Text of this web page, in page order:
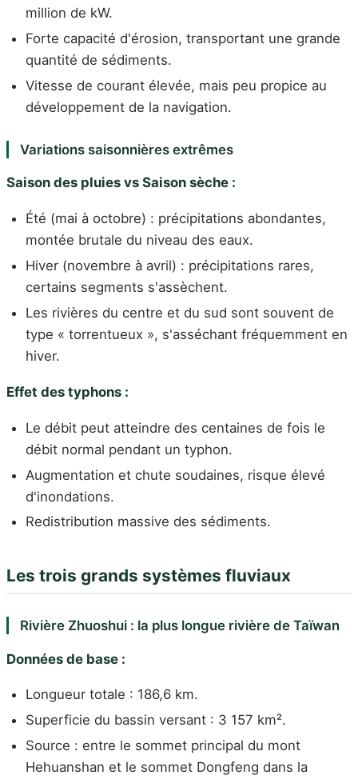
million de kW.
Forte capacité d'érosion, transportant une grande
quantité de sédiments.
Vitesse de courant élevée, mais peu propice au
développement de la navigation.
Variations saisonnières extrêmes
Saison des pluies vs Saison sèche :
Été (mai à octobre) : précipitations abondantes,
montée brutale du niveau des eaux.
Hiver (novembre à avril) : précipitations rares,
certains segments s'assèchent.
Les rivières du centre et du sud sont souvent de
type « torrentueux », s'asséchant fréquemment en
hiver.
Effet des typhons :
Le débit peut atteindre des centaines de fois le
débit normal pendant un typhon.
Augmentation et chute soudaines, risque élevé
d'inondations.
Redistribution massive des sédiments.
Les trois grands systèmes fluviaux
Rivière Zhuoshui : la plus longue rivière de Taïwan
Données de base :
Longueur totale : 186,6 km.
Superficie du bassin versant : 3 157 km².
Source : entre le sommet principal du mont
Hehuanshan et le sommet Dongfeng dans la